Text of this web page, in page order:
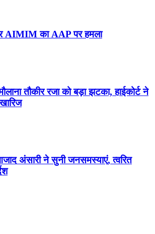
AIMIM का AAP पर हमला
तौकीर रजा को बड़ा झटका, हाईकोर्ट ने
अंसारी ने सुनी जनसमस्याएं, त्वरित